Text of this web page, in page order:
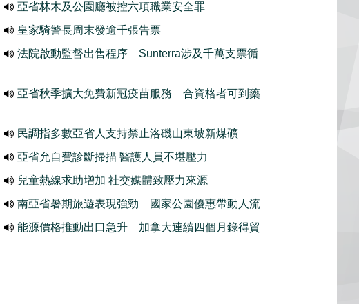
亞省林木及公園廳被控六項職業安全罪
皇家騎警長周末發逾千張告票
法院啟動監督出售程序 Sunterra涉及千萬支票循
亞省秋季擴大免費新冠疫苗服務 合資格者可到藥
民調指多數亞省人支持禁止洛磯山東坡新煤礦
亞省允自費診斷掃描 醫護人員不堪壓力
兒童熱線求助增加 社交媒體致壓力來源
南亞省暑期旅遊表現強勁 國家公園優惠帶動人流
能源價格推動出口急升 加拿大連續四個月錄得貿